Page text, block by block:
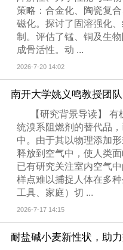
策略：合金化、陶瓷复
磁化。探讨了固溶强化
制。评估了锰、铜及生
成骨活性。动 ...
2026-7-20 14:02
【研究背景导读】
统溴系阻燃剂的替代品
中。由于其以物理添加
释放到空气中，使人类
已有研究关注室内空气
样点难以捕捉人体在多
工具、家庭）切 ...
2026-7-17 14:15